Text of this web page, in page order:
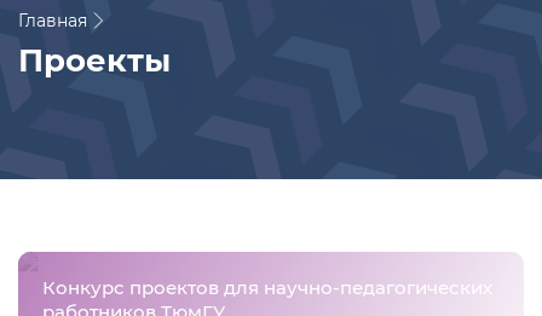
Главная
Проекты
Конкурс проектов для научно-педагогических